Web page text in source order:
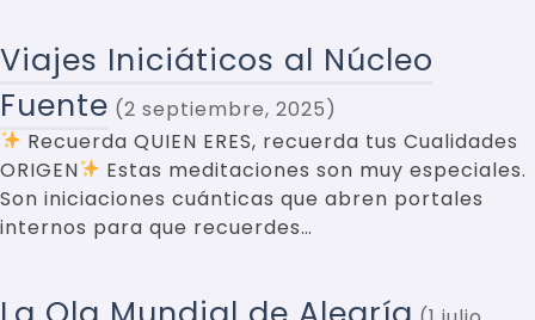
Viajes Iniciáticos al Núcleo
Fuente
2 septiembre, 2025
Recuerda QUIEN ERES, recuerda tus Cualidades
ORIGEN
Estas meditaciones son muy especiales.
Son iniciaciones cuánticas que abren portales
internos para que recuerdes…